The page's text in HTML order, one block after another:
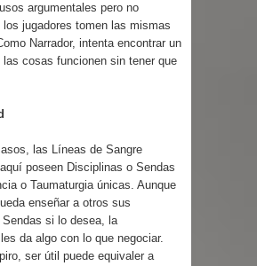
argumentales pero no
los jugadores tomen las mismas
Narrador, intenta encontrar un
las cosas funcionen sin tener que
las Líneas de Sangre
poseen Disciplinas o Sendas
o Taumaturgia únicas. Aunque
enseñar a otros sus
Sendas si lo desea, la
da algo con lo que negociar.
ser útil puede equivaler a